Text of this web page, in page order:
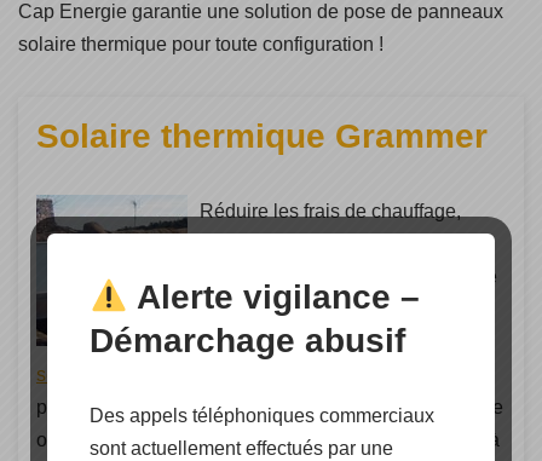
Cap Energie garantie une solution de pose de panneaux
solaire thermique pour toute configuration !
Solaire thermique Grammer
Réduire les frais de chauffage,
éradiquer les problèmes dûs à une
mauvaise ventilation…La
technologie Air SolaireGrammer
solar
problèmes. Que ce soit pour votre résidence principale
ou secondaire, il y a toujours un capteur à air adapté à
Alerte vigilance –
Démarchage abusif
Des appels téléphoniques commerciaux
sont actuellement effectués par une